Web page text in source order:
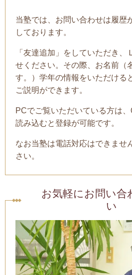
当塾では、お問い合わせは履歴
しております。
「友達追加」をしていただき、
せください。その際、お名前（
す。）学年の情報をいただける
ご説明ができます。
PCでご覧いただいている方は
読み込むと登録が可能です。
なお当塾は電話対応はできませ
さい。
お気軽にお問い合
い